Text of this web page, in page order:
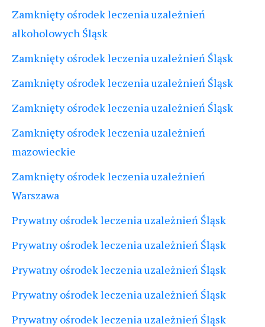
Zamknięty ośrodek leczenia uzależnień
alkoholowych Śląsk
Zamknięty ośrodek leczenia uzależnień Śląsk
Zamknięty ośrodek leczenia uzależnień Śląsk
Zamknięty ośrodek leczenia uzależnień Śląsk
Zamknięty ośrodek leczenia uzależnień
mazowieckie
Zamknięty ośrodek leczenia uzależnień
Warszawa
Prywatny ośrodek leczenia uzależnień Śląsk
Prywatny ośrodek leczenia uzależnień Śląsk
Prywatny ośrodek leczenia uzależnień Śląsk
Prywatny ośrodek leczenia uzależnień Śląsk
Prywatny ośrodek leczenia uzależnień Śląsk